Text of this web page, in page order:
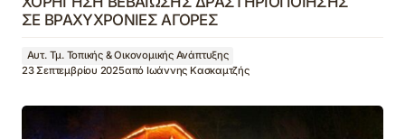
ΣΕ ΒΡΑΧΥΧΡΟΝΙΕΣ ΑΓΟΡΕΣ
Αυτ. Τμ. Τοπικής & Οικονομικής Ανάπτυξης
23 Σεπτεμβρίου 2025από Ιωάννης Κασκαμτζής